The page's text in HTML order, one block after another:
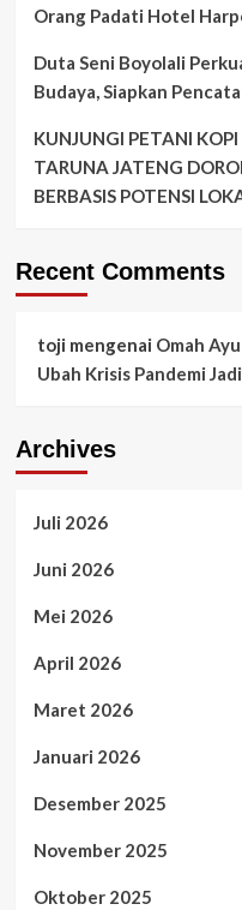
Orang Padati Hotel
Duta Seni Boyolali
Budaya, Siapkan
KUNJUNGI PETANI
TARUNA JATENG
BERBASIS POTENSI
Recent Comments
toji mengenai Omah
Ubah Krisis Pandemi
Archives
Juli 2026
Juni 2026
Mei 2026
April 2026
Maret 2026
Januari 2026
Desember 2025
November 2025
Oktober 2025